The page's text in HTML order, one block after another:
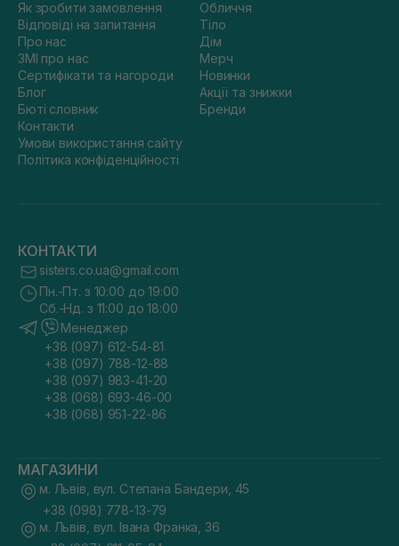
Як зробити замовлення
Відповіді на запитання
Про нас
ЗМІ про нас
Сертифікати та нагороди
Блог
Бюті словник
Контакти
Умови використання сайту
Політика конфіденційності
Обличчя
Тіло
Дім
Мерч
Новинки
Акції та знижки
Бренди
КОНТАКТИ
sisters.co.ua@gmail.com
Пн.-Пт. з 10:00 до 19:00
Сб.-Нд. з 11:00 до 18:00
Менеджер
+38 (097) 612-54-81
+38 (097) 788-12-88
+38 (097) 983-41-20
+38 (068) 693-46-00
+38 (068) 951-22-86
МАГАЗИНИ
м. Львів, вул. Степана Бандери, 45
+38 (098) 778-13-79
м. Львів, вул. Івана Франка, 36